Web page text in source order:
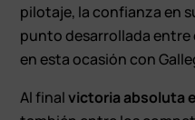
pilotaje, la confianza en
punto desarrollada entre
en esta ocasión con
Al finalvictoria absoluta